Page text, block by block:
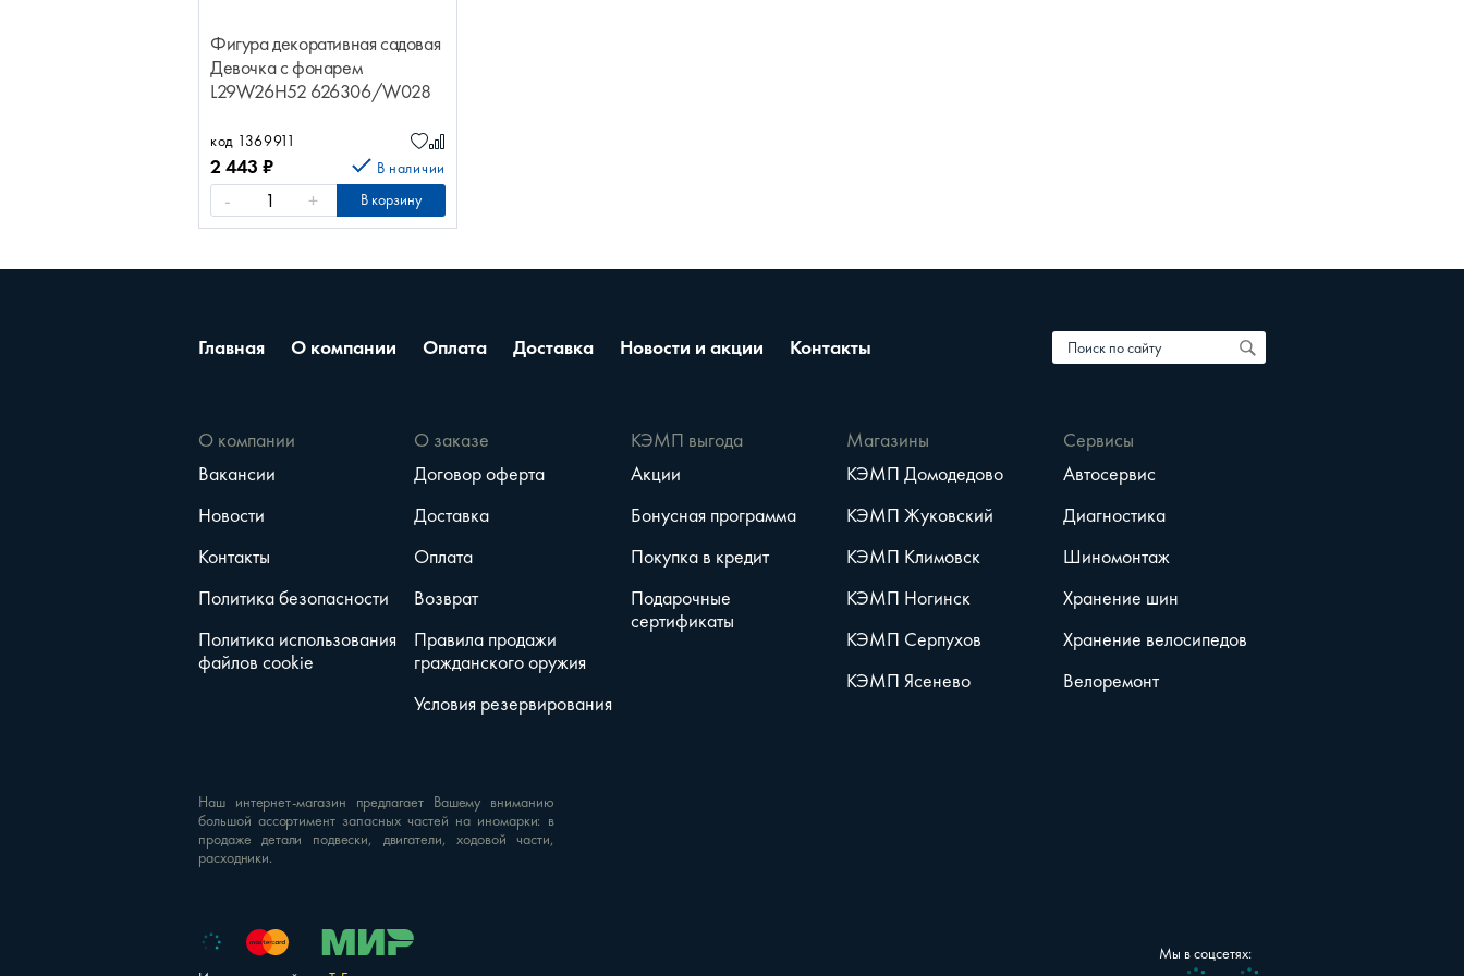
Фигура декоративная садовая
Девочка с фонарем
L29W26H52 626306/W028
код 1369911
2 443 ₽ В наличии
- + В корзину
Главная О компании Оплата Доставка Новости и акции Контакты
О компании
Вакансии
Новости
Контакты
Политика безопасности
Политика использования
файлов cookie
О заказе
Договор оферта
Доставка
Оплата
Возврат
Правила продажи
гражданского оружия
Условия резервирования
КЭМП выгода
Акции
Бонусная программа
Покупка в кредит
Подарочные
сертификаты
Магазины
КЭМП Домодедово
КЭМП Жуковский
КЭМП Климовск
КЭМП Ногинск
КЭМП Серпухов
КЭМП Ясенево
Сервисы
Автосервис
Диагностика
Шиномонтаж
Хранение шин
Хранение велосипедов
Велоремонт
Наш интернет-магазин предлагает Вашему вниманию
большой ассортимент запасных частей на иномарки: в
продаже детали подвески, двигатели, ходовой части,
расходники.
Мы в соцсетях: